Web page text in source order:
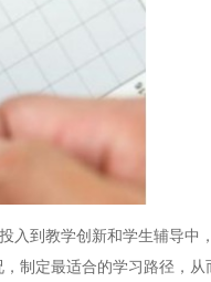
到教学创新和学生辅导中
制定最适合的学习路径，从